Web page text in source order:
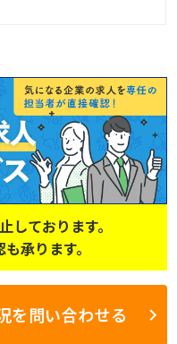
しております。
承ります。
を問い合わせる